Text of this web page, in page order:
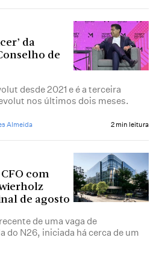
da
de
desde 2021 e é a terceira
nos últimos dois meses.
Almeida 2 min leitura
com
de agosto
de uma vaga de
do N26, iniciada há cerca de um